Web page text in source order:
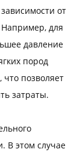
от
для
давление
пород
позволяет
затраты.
В этом случае